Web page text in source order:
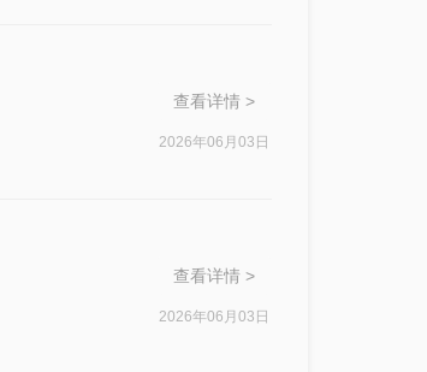
查看详情 >
2026年06月03日
查看详情 >
2026年06月03日